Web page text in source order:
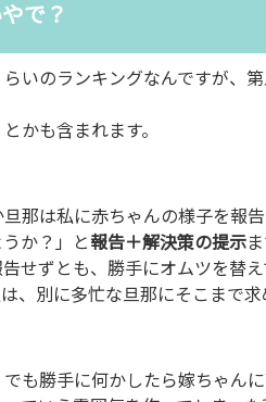
で？
いのランキングなんですが、
かも含まれます。
那は私に赤ちゃんの様子を報
か？」と報告＋解決策の提示
せずとも、勝手にオムツを替
、別に多忙な旦那にそこまで求
も勝手に何かしたら嫁ちゃん